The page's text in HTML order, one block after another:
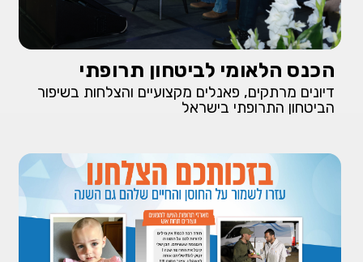
הכנס הלאומי לביטחון תרופתי
דיונים מרתקים, פאנלים מקצועיים והצלחות בשיפור
הביטחון התרופתי בישראל